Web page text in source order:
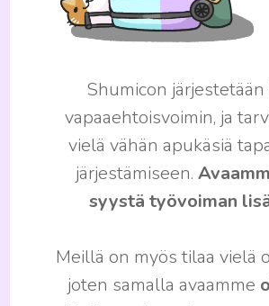
Shumicon järjestetään
vapaaehtoisvoimin, ja
vielä vähän apukäsiä
järjestämiseen.
syystä työvoiman
Meillä on myös tilaa vielä
joten samalla avaamme